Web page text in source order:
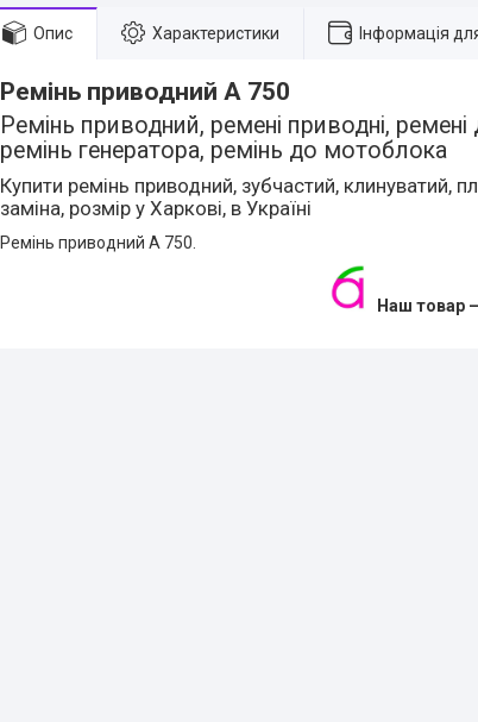
Опис Характеристики Інформація
Ремінь приводний А 750
Ремінь приводний, ремені приводні,
ремінь генератора, ремінь до мотоблока
Купити ремінь приводний, зубчастий, клинуватий,
заміна, розмір у Харкові, в Україні
Ремінь приводний А 750.
Наш товар